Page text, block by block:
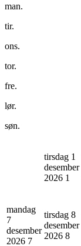
man.
tir.
ons.
tor.
fre.
lør.
søn.
tirsdag 1
desember
2026 1
mandag
7
desember
2026 7
tirsdag 8
desember
2026 8